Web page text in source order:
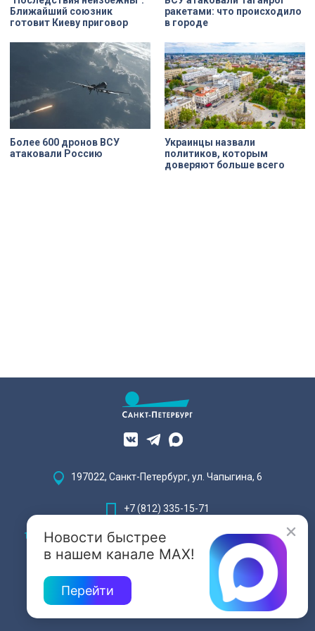
Ближайший союзник
готовит Киеву приговор
ракетами: что происходило
в городе
Более 600 дронов ВСУ
атаковали Россию
Украинцы назвали
политиков, которым
доверяют больше всего
Новости быстрее
в нашем канале MAX!
Перейти
197022, Санкт-Петербург, ул. Чапыгина, 6
+7 (812) 335-15-71
Внимание! Отдельные видеоматериалы, размещенные на настоящем
сайте, могут содержать информацию, предназначенную для лиц,
достигших 18 лет.